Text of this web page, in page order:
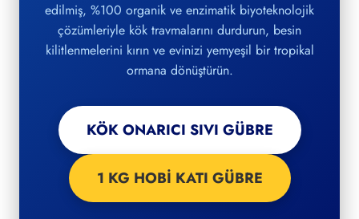
edilmiş, %100 organik ve enzimatik biyoteknolojik
çözümleriyle kök travmalarını durdurun, besin
kilitlenmelerini kırın ve evinizi yemyeşil bir tropikal
ormana dönüştürün.
KÖK ONARICI SIVI GÜBRE
1 KG HOBİ KATI GÜBRE